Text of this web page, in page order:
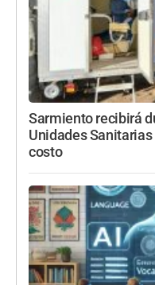
Sarmiento recibirá
Unidades
costo